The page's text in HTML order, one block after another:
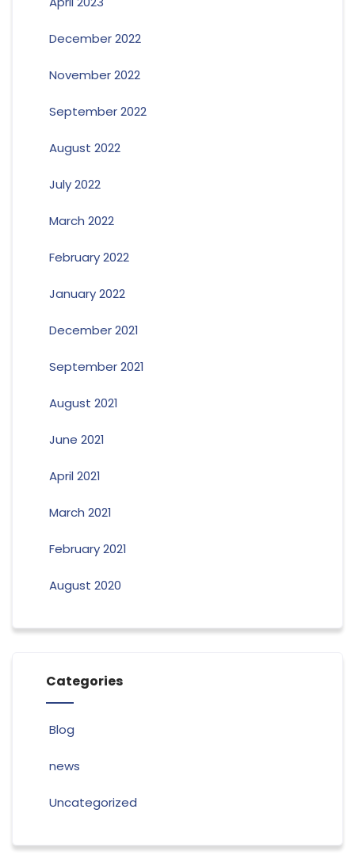
December 2022
November 2022
September 2022
August 2022
July 2022
March 2022
February 2022
January 2022
December 2021
September 2021
August 2021
June 2021
April 2021
March 2021
February 2021
August 2020
Categories
Blog
news
Uncategorized